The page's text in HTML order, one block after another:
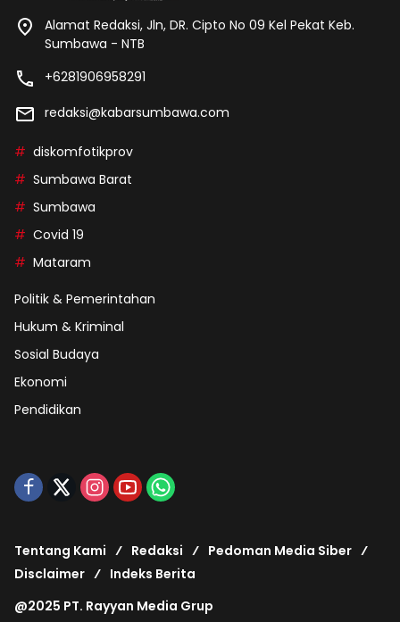
Alamat Redaksi, Jln, DR. Cipto No 09 Kel Pekat Keb.
Sumbawa - NTB
+6281906958291
redaksi@kabarsumbawa.com
diskomfotikprov
Sumbawa Barat
Sumbawa
Covid 19
Mataram
Politik & Pemerintahan
Hukum & Kriminal
Sosial Budaya
Ekonomi
Pendidikan
Tentang Kami Redaksi
Pedoman Media Siber
Disclaimer
Indeks Berita
@2025 PT. Rayyan Media Grup